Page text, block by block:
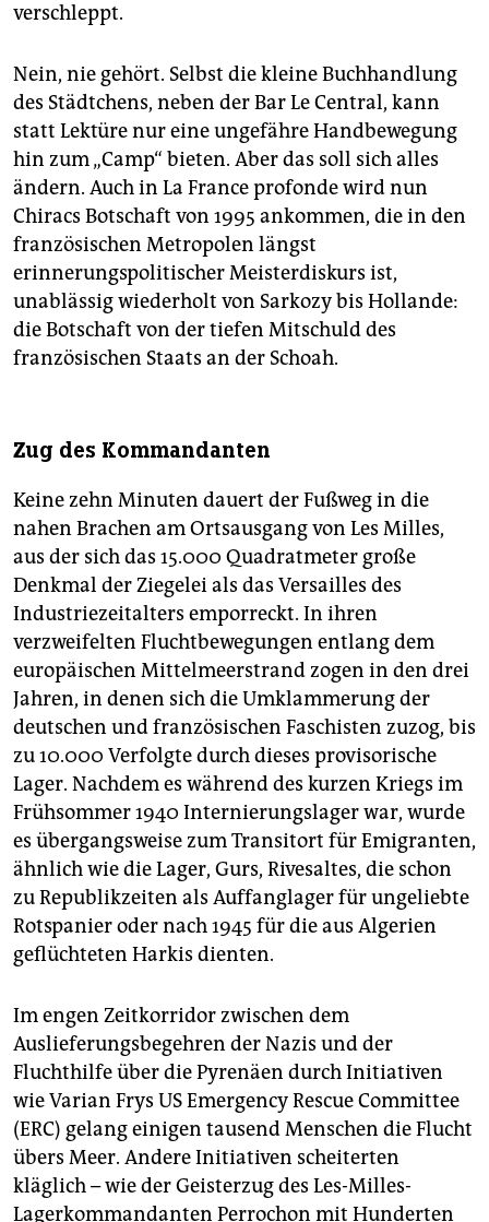
verschleppt.
Nein, nie gehört. Selbst die kleine Buchhandlung
des Städtchens, neben der Bar Le Central, kann
statt Lektüre nur eine ungefähre Handbewegung
hin zum „Camp“ bieten. Aber das soll sich alles
ändern. Auch in La France profonde wird nun
Chiracs Botschaft von 1995 ankommen, die in den
französischen Metropolen längst
erinnerungspolitischer Meisterdiskurs ist,
unablässig wiederholt von Sarkozy bis Hollande:
die Botschaft von der tiefen Mitschuld des
französischen Staats an der Schoah.
Zug des Kommandanten
Keine zehn Minuten dauert der Fußweg in die
nahen Brachen am Ortsausgang von Les Milles,
aus der sich das 15.000 Quadratmeter große
Denkmal der Ziegelei als das Versailles des
Industriezeitalters emporreckt. In ihren
verzweifelten Fluchtbewegungen entlang dem
europäischen Mittelmeerstrand zogen in den drei
Jahren, in denen sich die Umklammerung der
deutschen und französischen Faschisten zuzog, bis
zu 10.000 Verfolgte durch dieses provisorische
Lager. Nachdem es während des kurzen Kriegs im
Frühsommer 1940 Internierungslager war, wurde
es übergangsweise zum Transitort für Emigranten,
ähnlich wie die Lager, Gurs, Rivesaltes, die schon
zu Republikzeiten als Auffanglager für ungeliebte
Rotspanier oder nach 1945 für die aus Algerien
geflüchteten Harkis dienten.
Im engen Zeitkorridor zwischen dem
Auslieferungsbegehren der Nazis und der
Fluchthilfe über die Pyrenäen durch Initiativen
wie Varian Frys US Emergency Rescue Committee
(ERC) gelang einigen tausend Menschen die Flucht
übers Meer. Andere Initiativen scheiterten
kläglich – wie der Geisterzug des Les-Milles-
Lagerkommandanten Perrochon mit Hunderten